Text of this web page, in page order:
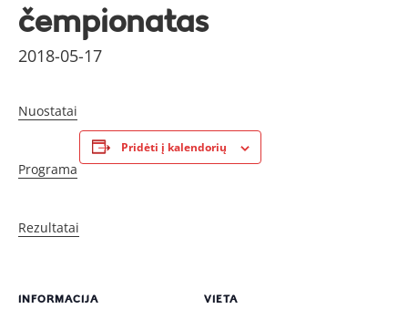
čempionatas
2018-05-17
Nuostatai
Programa
Rezultatai
Pridėti į kalendorių
INFORMACIJA VIETA